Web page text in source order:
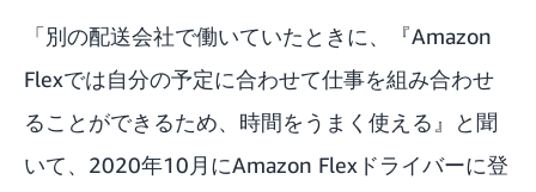
「別の配送会社で働いていたときに、『Amazon
Flexでは自分の予定に合わせて仕事を組み合わせ
ることができるため、時間をうまく使える』と聞
いて、2020年10月にAmazon Flexドライバーに登